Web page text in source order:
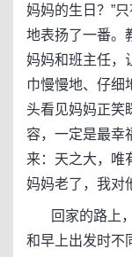
妈妈的生日？”
地表扬了一番。
妈妈和班主任，
巾慢慢地、仔细
头看见妈妈正笑
容，一定是最幸
来：天之大，
妈妈老了，我对
回家的路上，
和早上出发时不